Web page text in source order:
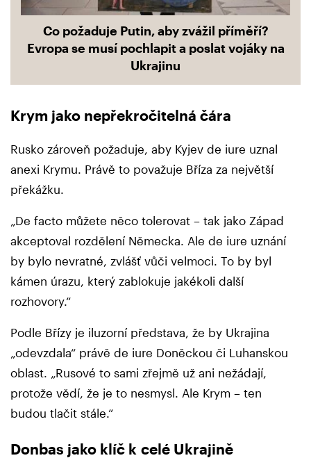
Co požaduje Putin, aby zvážil příměří?
Evropa se musí pochlapit a poslat vojáky na
Ukrajinu
Krym jako nepřekročitelná čára
Rusko zároveň požaduje, aby Kyjev de iure uznal
anexi Krymu. Právě to považuje Bříza za největší
překážku.
„De facto můžete něco tolerovat – tak jako Západ
akceptoval rozdělení Německa. Ale de iure uznání
by bylo nevratné, zvlášť vůči velmoci. To by byl
kámen úrazu, který zablokuje jakékoli další
rozhovory.“
Podle Břízy je iluzorní představa, že by Ukrajina
„odevzdala“ právě de iure Doněckou či Luhanskou
oblast. „Rusové to sami zřejmě už ani nežádají,
protože vědí, že je to nesmysl. Ale Krym – ten
budou tlačit stále.“
Donbas jako klíč k celé Ukrajině